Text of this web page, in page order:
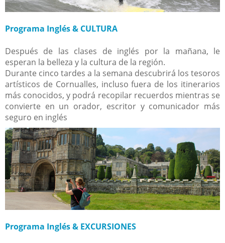
Programa Inglés & CULTURA
Después de las clases de inglés por la mañana, le
esperan la belleza y la cultura de la región.
Durante cinco tardes a la semana descubrirá los tesoros
artísticos de Cornualles, incluso fuera de los itinerarios
más conocidos, y podrá recopilar recuerdos mientras se
convierte en un orador, escritor y comunicador más
seguro en inglés
Programa Inglés & EXCURSIONES